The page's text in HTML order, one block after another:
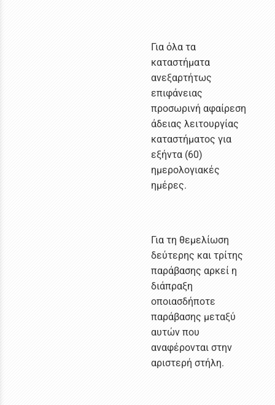
Για όλα τα
καταστήματα
ανεξαρτήτως
επιφάνειας
προσωρινή αφαίρεση
άδειας λειτουργίας
καταστήματος για
εξήντα (60)
ημερολογιακές
ημέρες.
Για τη θεμελίωση
δεύτερης και τρίτης
παράβασης αρκεί η
διάπραξη
οποιασδήποτε
παράβασης μεταξύ
αυτών που
αναφέρονται στην
αριστερή στήλη.